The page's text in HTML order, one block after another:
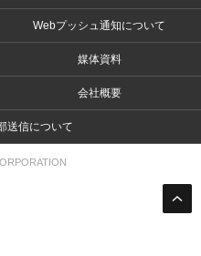
Webプッシュ通知について
媒体資料
会社概要
送信について